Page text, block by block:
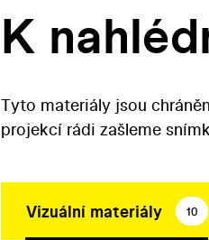
K
Tyto materiály jsou
projekcí rádi zašleme
Vizuální materiály 10